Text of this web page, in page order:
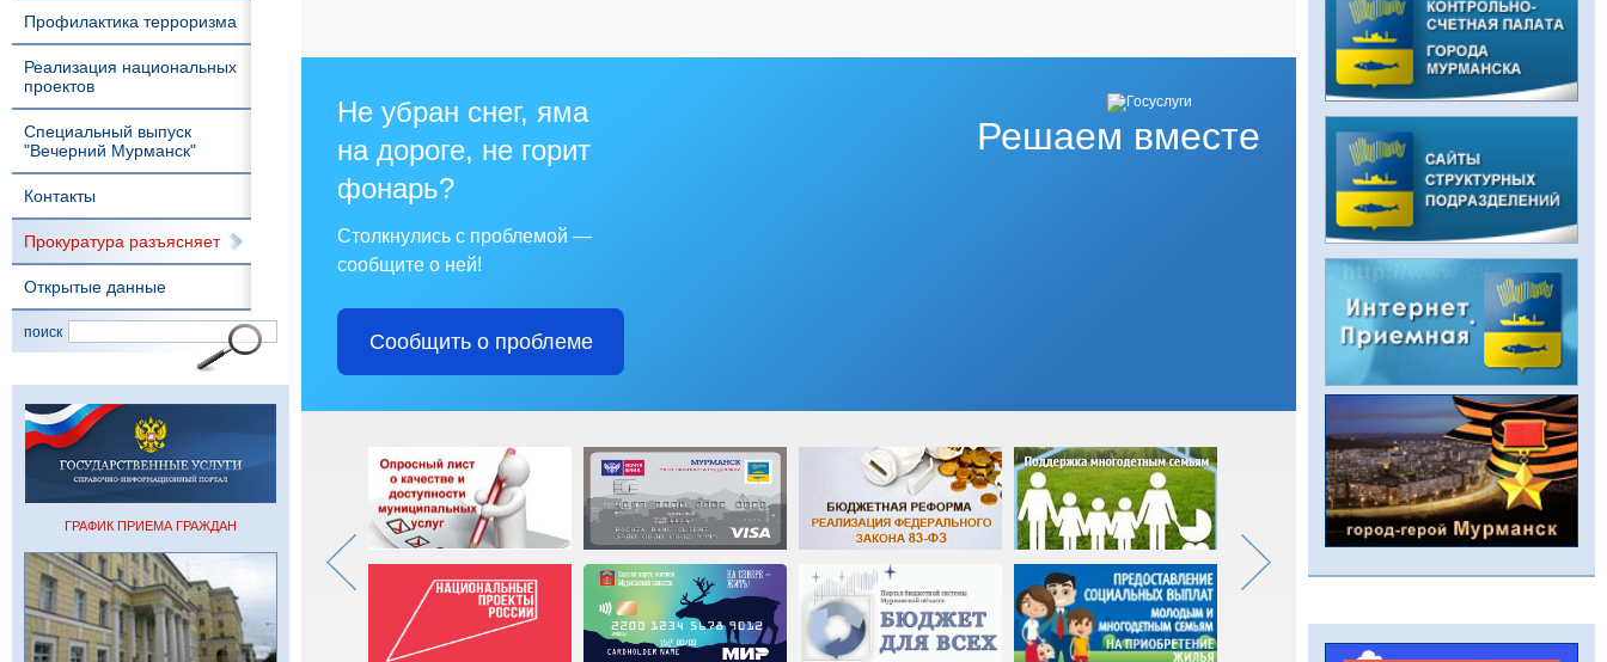
Профилактика терроризма
Реализация национальных
проектов
Специальный выпуск
"Вечерний Мурманск"
Контакты
Прокуратура разъясняет
Открытые данные
поиск
ГРАФИК ПРИЕМА ГРАЖДАН
Решаем вместе
Не убран снег, яма
на дороге, не горит
фонарь?
Столкнулись с проблемой —
сообщите о ней!
Сообщить о проблеме